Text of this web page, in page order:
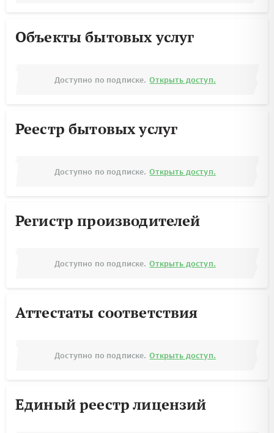
Объекты бытовых услуг
Доступно по подписке. Открыть доступ.
Реестр бытовых услуг
Доступно по подписке. Открыть доступ.
Регистр производителей
Доступно по подписке. Открыть доступ.
Аттестаты соответствия
Доступно по подписке. Открыть доступ.
Единый реестр лицензий